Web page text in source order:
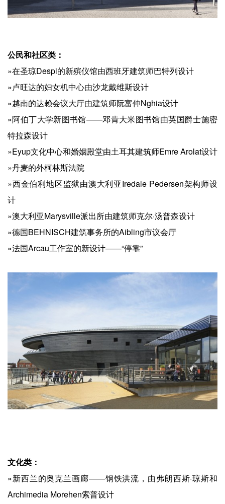
公民和社区类：
»在圣琼Despi的新殡仪馆由西班牙建筑师巴特列设计
»卢旺达的妇女机中心由沙龙戴维斯设计
»越南的达赖会议大厅由建筑师阮富仲Nghia设计
»阿伯丁大学新图书馆——邓肯大米图书馆由英国爵士施密
特拉森设计
»Eyup文化中心和婚姻殿堂由土耳其建筑师Emre Arolat设计
»丹麦的外柯林斯法院
»西金伯利地区监狱由澳大利亚Iredale Pedersen架构师设
计
»澳大利亚Marysville派出所由建筑师克尔·汤普森设计
»德国BEHNISCH建筑事务所的Aibling市议会厅
»法国Arcau工作室的新设计——“停靠”
文化类：
»新西兰的奥克兰画廊——钢铁洪流，由弗朗西斯·琼斯和
Archimedia Morehen索普设计